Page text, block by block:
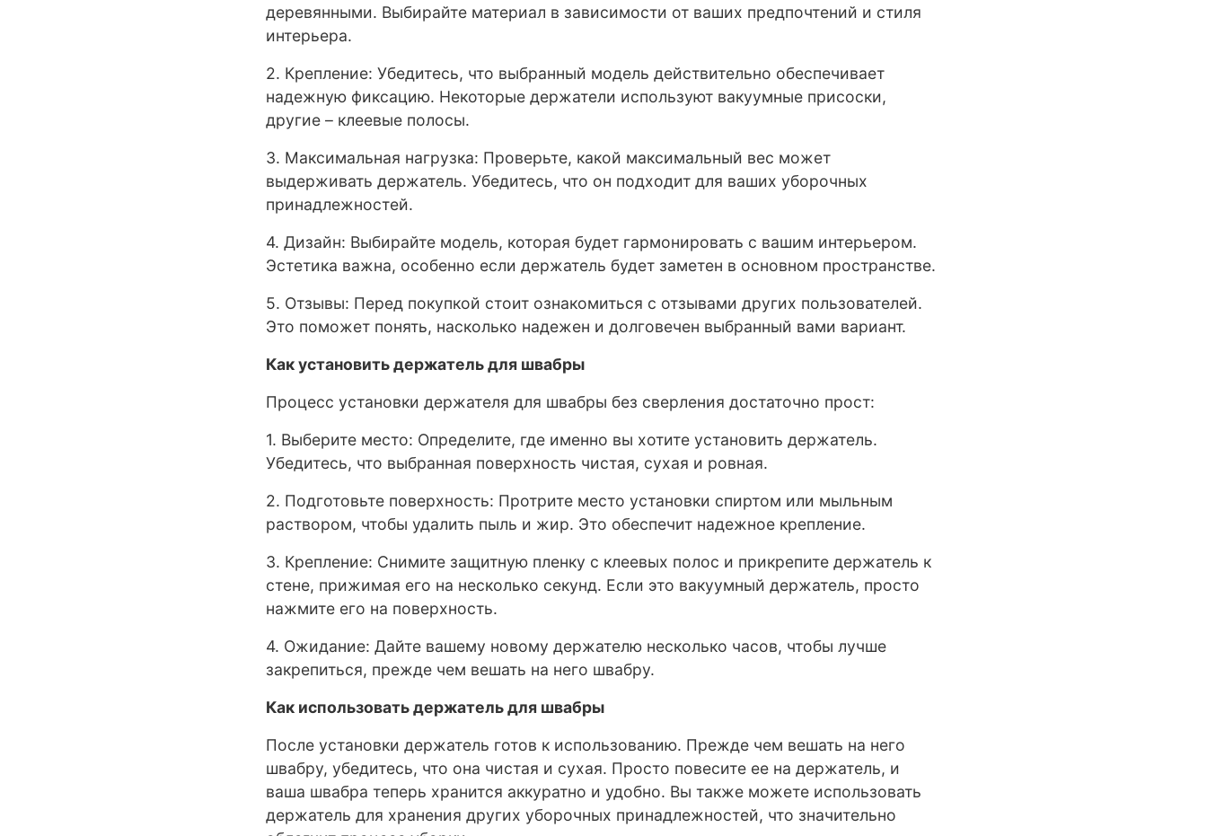
деревянными. Выбирайте материал в зависимости от ваших предпочтений и стиля
интерьера.
2. Крепление: Убедитесь, что выбранный модель действительно обеспечивает
надежную фиксацию. Некоторые держатели используют вакуумные присоски,
другие – клеевые полосы.
3. Максимальная нагрузка: Проверьте, какой максимальный вес может
выдерживать держатель. Убедитесь, что он подходит для ваших уборочных
принадлежностей.
4. Дизайн: Выбирайте модель, которая будет гармонировать с вашим интерьером.
Эстетика важна, особенно если держатель будет заметен в основном пространстве.
5. Отзывы: Перед покупкой стоит ознакомиться с отзывами других пользователей.
Это поможет понять, насколько надежен и долговечен выбранный вами вариант.
Как установить держатель для швабры
Процесс установки держателя для швабры без сверления достаточно прост:
1. Выберите место: Определите, где именно вы хотите установить держатель.
Убедитесь, что выбранная поверхность чистая, сухая и ровная.
2. Подготовьте поверхность: Протрите место установки спиртом или мыльным
раствором, чтобы удалить пыль и жир. Это обеспечит надежное крепление.
3. Крепление: Снимите защитную пленку с клеевых полос и прикрепите держатель к
стене, прижимая его на несколько секунд. Если это вакуумный держатель, просто
нажмите его на поверхность.
4. Ожидание: Дайте вашему новому держателю несколько часов, чтобы лучше
закрепиться, прежде чем вешать на него швабру.
Как использовать держатель для швабры
После установки держатель готов к использованию. Прежде чем вешать на него
швабру, убедитесь, что она чистая и сухая. Просто повесите ее на держатель, и
ваша швабра теперь хранится аккуратно и удобно. Вы также можете использовать
держатель для хранения других уборочных принадлежностей, что значительно